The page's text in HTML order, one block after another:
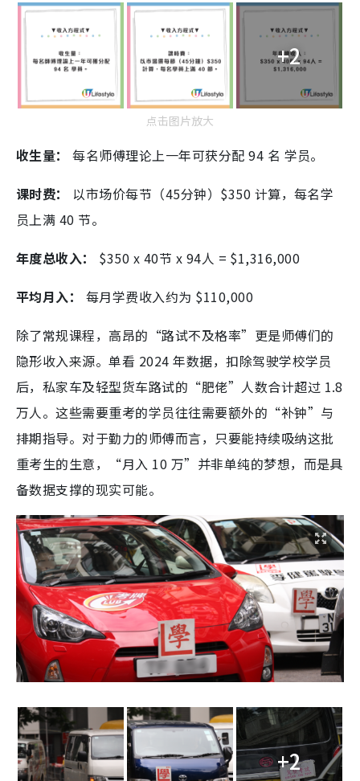
+2
点击图片放大
收生量：
每名师傅理论上一年可获分配 94 名 学员。
课时费：
以市场价每节（45分钟）$350 计算，每名学
员上满 40 节。
年度总收入：
$350 x 40节 x 94人 = $1,316,000
平均月入：
每月学费收入约为 $110,000
除了常规课程，高昂的“路试不及格率”更是师傅们的
隐形收入来源。单看 2024 年数据，扣除驾驶学校学员
后，私家车及轻型货车路试的“肥佬”人数合计超过 1.8
万人。这些需要重考的学员往往需要额外的“补钟”与
排期指导。对于勤力的师傅而言，只要能持续吸纳这批
重考生的生意，“月入 10 万”并非单纯的梦想，而是具
备数据支撑的现实可能。
+2